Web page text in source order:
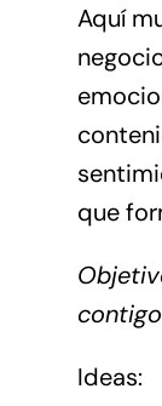
Aquí
que
contigo
Ideas: